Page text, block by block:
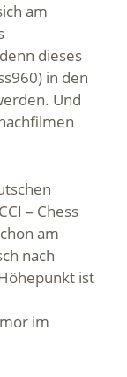
am
dieses
in den
Und
– Chess
am
nach
ist
im